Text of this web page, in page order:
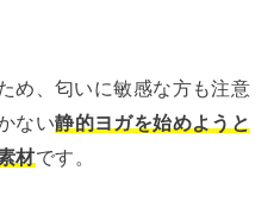
め、匂いに敏感な方も注意
ない静的ヨガを始めようと
材です。